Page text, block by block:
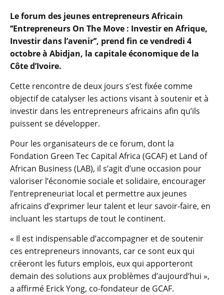
Le forum des jeunes entrepreneurs Africain
‘‘Entrepreneurs On The Move : Investir en Afrique,
Investir dans l’avenir’’, prend fin ce vendredi 4
octobre à Abidjan, la capitale économique de la
Côte d’Ivoire.
Cette rencontre de deux jours s’est fixée comme
objectif de catalyser les actions visant à soutenir et à
investir dans les entrepreneurs africains afin qu’ils
puissent se développer.
Pour les organisateurs de ce forum, dont la
Fondation Green Tec Capital Africa (GCAF) et Land of
African Business (LAB), il s’agit d’une occasion pour
valoriser l’économie sociale et solidaire, encourager
l’entrepreneuriat local et permettre aux jeunes
africains d’exprimer leur talent et leur savoir-faire, en
incluant les startups de tout le continent.
« Il est indispensable d’accompagner et de soutenir
ces entrepreneurs innovants, car ce sont eux qui
créeront les futurs emplois, eux qui apporteront
demain des solutions aux problèmes d’aujourd’hui »,
a affirmé Erick Yong, co-fondateur de GCAF.